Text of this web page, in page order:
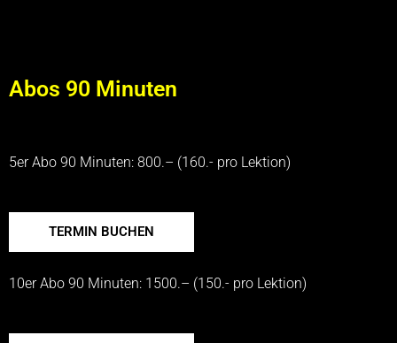
Abos 90 Minuten
5er Abo 90 Minuten: 800.– (160.- pro Lektion)
TERMIN BUCHEN
10er Abo 90 Minuten: 1500.– (150.- pro Lektion)